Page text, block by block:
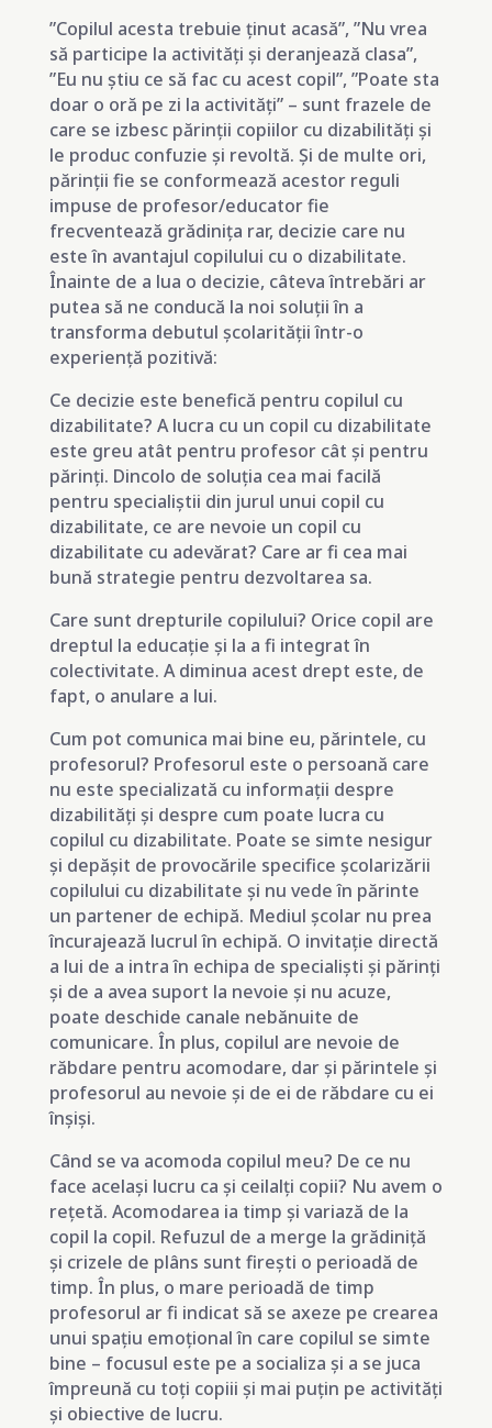
”Copilul acesta trebuie ținut acasă”, ”Nu vrea
să participe la activități și deranjează clasa”,
”Eu nu știu ce să fac cu acest copil”, ”Poate sta
doar o oră pe zi la activități” – sunt frazele de
care se izbesc părinții copiilor cu dizabilități și
le produc confuzie și revoltă. Și de multe ori,
părinții fie se conformează acestor reguli
impuse de profesor/educator fie
frecventează grădinița rar, decizie care nu
este în avantajul copilului cu o dizabilitate.
Înainte de a lua o decizie, câteva întrebări ar
putea să ne conducă la noi soluții în a
transforma debutul școlarității într-o
experiență pozitivă:
Ce decizie este benefică pentru copilul cu
dizabilitate? A lucra cu un copil cu dizabilitate
este greu atât pentru profesor cât și pentru
părinți. Dincolo de soluția cea mai facilă
pentru specialiștii din jurul unui copil cu
dizabilitate, ce are nevoie un copil cu
dizabilitate cu adevărat? Care ar fi cea mai
bună strategie pentru dezvoltarea sa.
Care sunt drepturile copilului? Orice copil are
dreptul la educație și la a fi integrat în
colectivitate. A diminua acest drept este, de
fapt, o anulare a lui.
Cum pot comunica mai bine eu, părintele, cu
profesorul? Profesorul este o persoană care
nu este specializată cu informații despre
dizabilități și despre cum poate lucra cu
copilul cu dizabilitate. Poate se simte nesigur
și depășit de provocările specifice școlarizării
copilului cu dizabilitate și nu vede în părinte
un partener de echipă. Mediul școlar nu prea
încurajează lucrul în echipă. O invitație directă
a lui de a intra în echipa de specialiști și părinți
și de a avea suport la nevoie și nu acuze,
poate deschide canale nebănuite de
comunicare. În plus, copilul are nevoie de
răbdare pentru acomodare, dar și părintele și
profesorul au nevoie și de ei de răbdare cu ei
înșiși.
Când se va acomoda copilul meu? De ce nu
face același lucru ca și ceilalți copii? Nu avem o
rețetă. Acomodarea ia timp și variază de la
copil la copil. Refuzul de a merge la grădiniță
și crizele de plâns sunt firești o perioadă de
timp. În plus, o mare perioadă de timp
profesorul ar fi indicat să se axeze pe crearea
unui spațiu emoțional în care copilul se simte
bine – focusul este pe a socializa și a se juca
împreună cu toți copiii și mai puțin pe activități
și obiective de lucru.